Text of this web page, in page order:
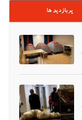
پربازدید ها